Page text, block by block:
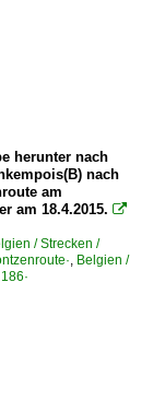
herunter nach
nach
am
am 18.4.2015. 
/ Strecken /
, Belgien /